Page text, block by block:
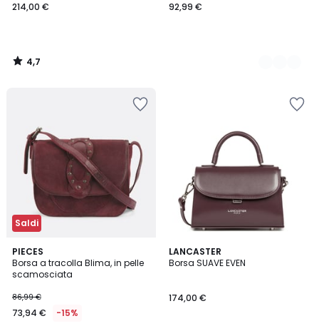
214,00 €
4,7
/
92,99 €
Saldi
PIECES
Borsa a tracolla Blima, in pelle
scamosciata
86,99 €
73,94 € -15%
LANCASTER
Borsa SUAVE EVEN
174,00 €
5
/
2
Colori